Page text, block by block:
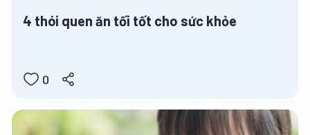
4 thói quen ăn tối tốt cho sức khỏe
0